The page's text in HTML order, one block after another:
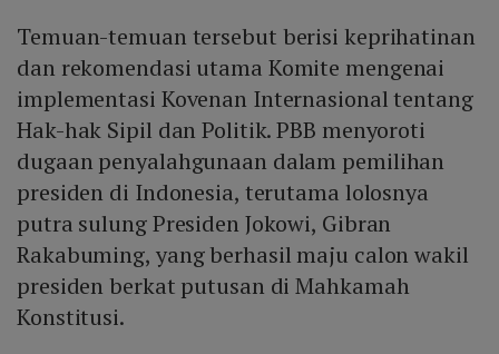
Temuan-temuan tersebut berisi keprihatinan
dan rekomendasi utama Komite mengenai
implementasi Kovenan Internasional tentang
Hak-hak Sipil dan Politik. PBB menyoroti
dugaan penyalahgunaan dalam pemilihan
presiden di Indonesia, terutama lolosnya
putra sulung Presiden Jokowi, Gibran
Rakabuming, yang berhasil maju calon wakil
presiden berkat putusan di Mahkamah
Konstitusi.